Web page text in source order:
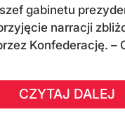
gabinetu
narracji
Konfederację. –
CZYTAJ DALEJ